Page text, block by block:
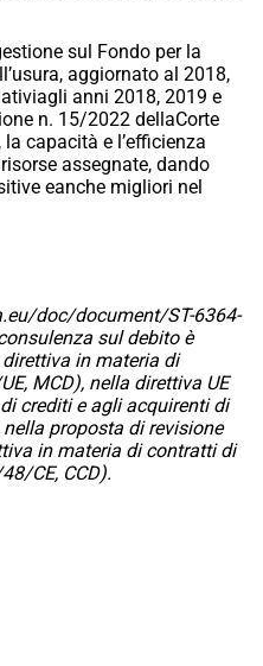
sul Fondo per la
aggiornato al 2018,
anni 2018, 2019 e
n. 15/2022 dellaCorte
capacità e l’efficienza
assegnate, dando
eanche migliori nel
doc/document/ST-6364-
sul debito è
in materia di
MCD), nella direttiva UE
crediti e agli acquirenti di
proposta di revisione
in materia di contratti di
CE, CCD).